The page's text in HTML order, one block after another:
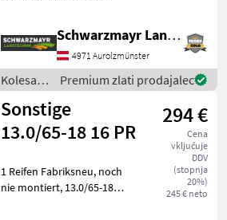
barve (rja), poškodbe gume
Tip stroja: Drugi, s cevjo
(TT), Konstru
Schwarzmayr Landtechnik GmbH - Aurolzmünster
4971 Aurolzmünster
Kolesa,
platišča
in
pnevmatike
/
Premium zlati prodajalec
Sonstige
13.0/65-18 16 PR
294 €
Cena
vključuje
DDV
(stopnja
20%)
245 € neto
1 Reifen Fabriksneu, noch
nie montiert, 13.0/65-18